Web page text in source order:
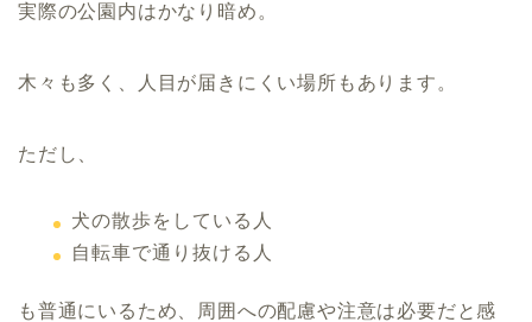
実際の公園内はかなり暗め。
木々も多く、人目が届きにくい場所もあります。
ただし、
犬の散歩をしている人
自転車で通り抜ける人
も普通にいるため、周囲への配慮や注意は必要だと感